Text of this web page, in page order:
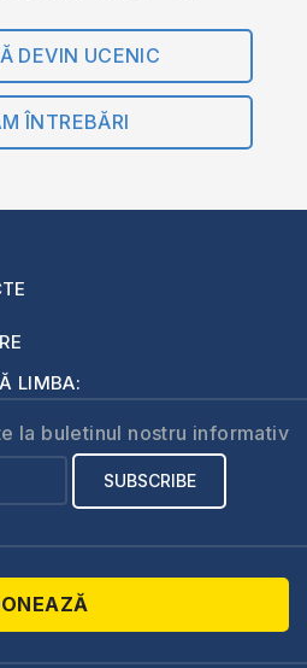
DEVIN UCENIC
ÎNTREBĂRI
LIMBA:
la buletinul nostru informativ